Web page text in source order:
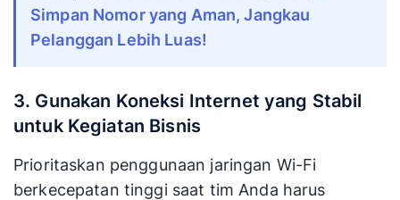
Simpan Nomor yang Aman, Jangkau
Pelanggan Lebih Luas!
3. Gunakan Koneksi Internet yang Stabil
untuk Kegiatan Bisnis
Prioritaskan penggunaan jaringan Wi-Fi
berkecepatan tinggi saat tim Anda harus